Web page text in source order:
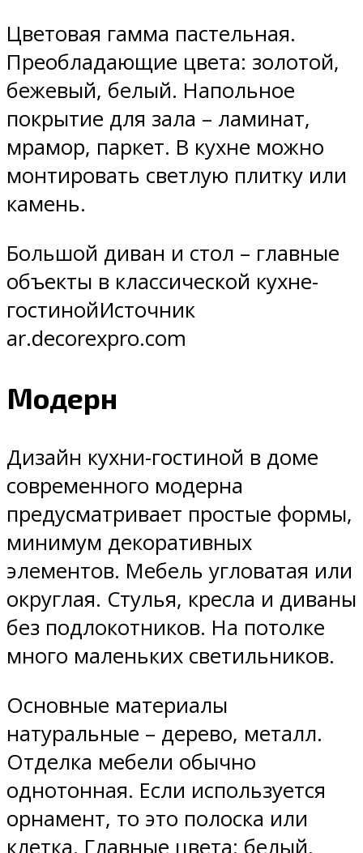
Цветовая гамма пастельная.
Преобладающие цвета: золотой,
бежевый, белый. Напольное
покрытие для зала – ламинат,
мрамор, паркет. В кухне можно
монтировать светлую плитку или
камень.
Большой диван и стол – главные
объекты в классической кухне-
гостинойИсточник
ar.decorexpro.com
Модерн
Дизайн кухни-гостиной в доме
современного модерна
предусматривает простые формы,
минимум декоративных
элементов. Мебель угловатая или
округлая. Стулья, кресла и диваны
без подлокотников. На потолке
много маленьких светильников.
Основные материалы
натуральные – дерево, металл.
Отделка мебели обычно
однотонная. Если используется
орнамент, то это полоска или
клетка. Главные цвета: белый,